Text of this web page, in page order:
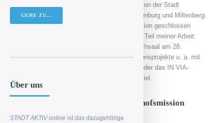
finanziert. Daneben gibt es einen Zuschuss von der Stadt
Aschaffenburg und den Landkreisen Aschaffenburg und Miltenberg.
Ohne die Spenden müsste die Bahnhofsmission geschlossen
werden. Öffentlichkeitsarbeit ist ein wichtiger Teil meiner Arbeit:
Benefizkonzerte, ein Schafkopfturnier im Bachsaal am 28.
November 2014 und verschiedene Kooperationsprojekte u. a. mit
der staatlichen Berufsschule für Ernährung, oder das IN VIA-
Projekt „Lernen durch Engagement“ bringen viel.
Was kann man sich unter der Bahnhofsmission
vorstellen?
GEHE ZU...
Über uns
STADT AKTIV online ist das dazugehörige